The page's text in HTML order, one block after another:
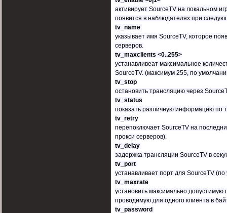
активирует SourceTV на локальном
появится в наблюдателях при
tv_name
указывает имя SourceTV, которое
серверов.
tv_maxclients <0..255>
устанавливеат максимальное
SourceTV. (максимум 255, по
tv_stop
остановить трансляцию через
tv_status
показать различную информацию по
tv_retry
перепоключает SourceTV на
прокси серверов).
tv_delay
задержка трансляции SourceTV в
tv_port
устанавливает порт для SourceTV
tv_maxrate
установить максимально допустимую
проводимую для одного клиента в
tv_password